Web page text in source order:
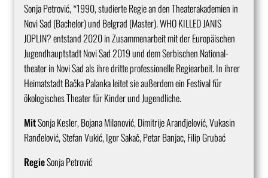
Sonja Petrović, *1990, studierte Regie an den Theaterakademien in
Novi Sad (Bachelor) und Belgrad (Master). WHO KILLED JANIS
JOPLIN? entstand 2020 in Zusammenarbeit mit der Europäischen
Jugendhauptstadt Novi Sad 2019 und dem Serbischen National-
theater in Novi Sad als ihre dritte professionelle Regiearbeit. In ihrer
Heimatstadt Bačka Palanka leitet sie außerdem ein Festival für
ökologisches Theater für Kinder und Jugendliche.
MitSonja Kesler, Bojana Milanović, Dimitrije Aranđjelović, Vukasin
Ranđelović, Stefan Vukić, Igor Sakač, Petar Banjac, Filip Grubać
RegieSonja Petrović